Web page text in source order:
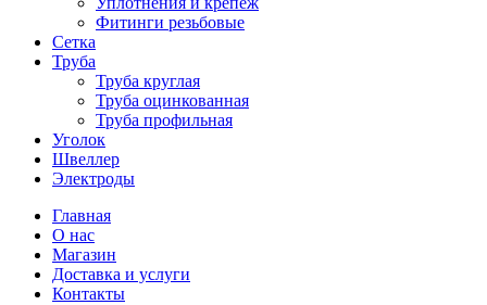
Фитинги резьбовые
Сетка
Труба
Труба круглая
Труба оцинкованная
Труба профильная
Уголок
Швеллер
Электроды
Главная
О нас
Магазин
Доставка и услуги
Контакты